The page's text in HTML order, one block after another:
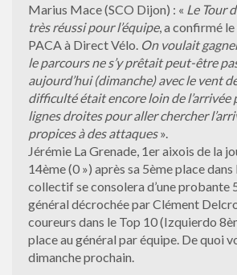
Marius Mace (SCO Dijon) : « Le Tour
très réussi pour l’équipe, a confirmé
PACA à Direct Vélo. On voulait
le parcours ne s’y prêtait peut-être
aujourd’hui (dimanche) avec le vent
difficulté était encore loin de l’arrivée
lignes droites pour aller chercher
propices à des attaques».
Jérémie La Grenade, 1er aixois de la
14ème (0 ») après sa 5ème place
collectif se consolera d’une probante
général décrochée par Clément
coureurs dans le Top 10 (Izquierdo
place au général par équipe. De quoi
dimanche prochain.